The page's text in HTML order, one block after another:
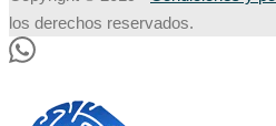
los derechos reservados.